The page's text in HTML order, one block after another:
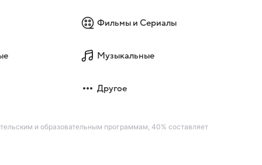
Фильмы и Сериалы
Музыкальные
Другое
и образовательным программам, 40% составляет